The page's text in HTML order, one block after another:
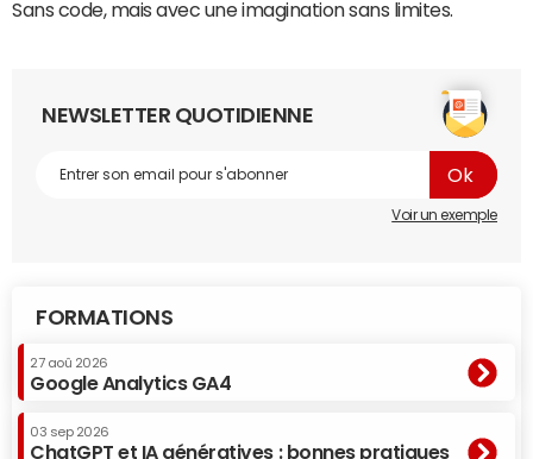
Sans code, mais avec une imagination sans limites.
NEWSLETTER QUOTIDIENNE
Voir un exemple
FORMATIONS
27 aoû 2026
Google Analytics GA4
03 sep 2026
ChatGPT et IA génératives : bonnes pratiques